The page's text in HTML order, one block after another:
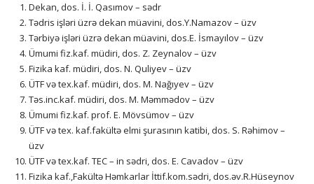
Dekan, dos. İ. İ. Qasımov – sədr
Tədris işləri üzrə dekan müavini, dos.Y.Namazov – üzv
Tərbiyə işləri üzrə dekan müavini, dos.E. İsmayılov – üzv
Ümumi fiz.kaf. müdiri, dos. Z. Zeynalov – üzv
Fizika kaf. müdiri, dos. N. Quliyev – üzv
ÜTF və tex.kaf. müdiri, dos. M. Nağıyev – üzv
Təs.inc.kaf. müdiri, dos. M. Məmmədov – üzv
Ümumi fiz.kaf. prof. E. Mövsümov – üzv
ÜTF və tex. kaf.fakültə elmi şurasının katibi, dos. S. Rəhimov –
üzv
ÜTF və tex.kaf. TEC – in sədri, dos. E. Cavadov – üzv
Fizika kaf.,Fakültə Həmkarlar İttif.kom.sədri, dos.əv.R.Hüseynov